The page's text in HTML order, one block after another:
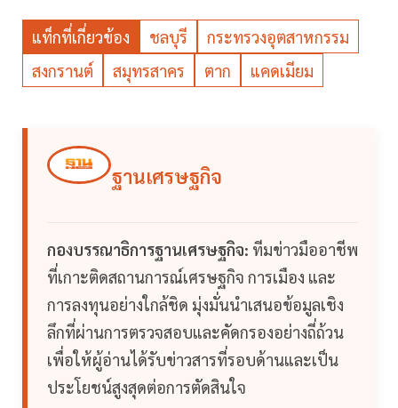
แท็กที่เกี่ยวข้อง ชลบุรี
กระทรวงอุตสาหกรรม
สงกรานต์
สมุทรสาคร ตาก แคดเมียม
ฐานเศรษฐกิจ
กองบรรณาธิการฐานเศรษฐกิจ: ทีมข่าวมืออาชีพ
ที่เกาะติดสถานการณ์เศรษฐกิจ การเมือง และ
การลงทุนอย่างใกล้ชิด มุ่งมั่นนำเสนอข้อมูลเชิง
ลึกที่ผ่านการตรวจสอบและคัดกรองอย่างถี่ถ้วน
เพื่อให้ผู้อ่านได้รับข่าวสารที่รอบด้านและเป็น
ประโยชน์สูงสุดต่อการตัดสินใจ